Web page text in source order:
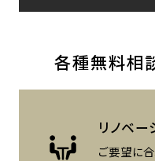
各種無料相
リノベー
ご要望に